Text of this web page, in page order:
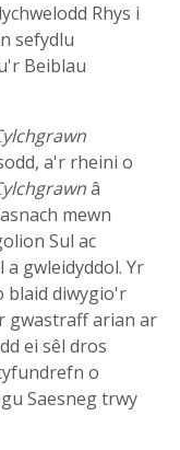
Rhys i
sefydlu
Beiblau
a'r rheini o
â
mewn
Sul ac
gwleidyddol. Yr
blaid diwygio'r
gwastraff arian ar
ei sêl dros
o
Saesneg trwy